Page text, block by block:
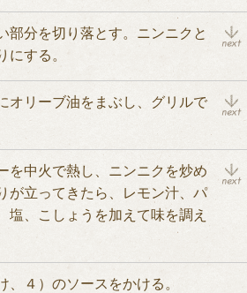
部分を切り落とす。ニンニクと
にする。
オリーブ油をまぶし、グリルで
を中火で熱し、ニンニクを炒め
が立ってきたら、レモン汁、パ
塩、こしょうを加えて味を調え
、４）のソースをかける。